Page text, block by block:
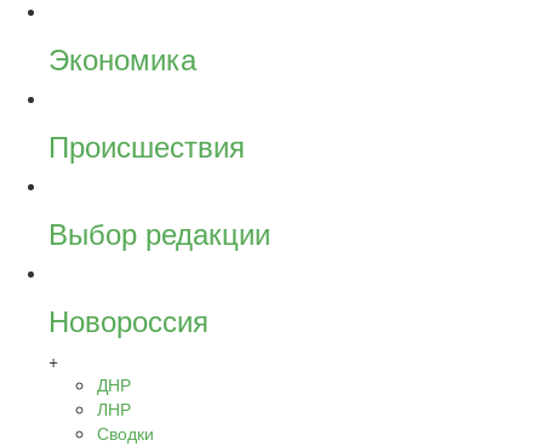
Экономика
Происшествия
Выбор редакции
Новороссия
+
ДНР
ЛНР
Сводки